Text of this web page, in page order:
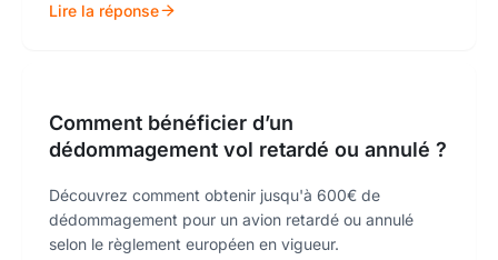
Lire la réponse
Comment bénéficier d’un
dédommagement vol retardé ou annulé ?
Découvrez comment obtenir jusqu'à 600€ de
dédommagement pour un avion retardé ou annulé
selon le règlement européen en vigueur.